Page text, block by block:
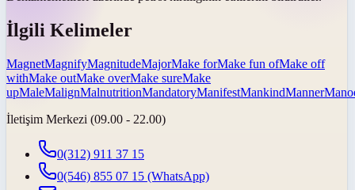
İlgili Kelimeler
MagnetMagnifyMagnitudeMajorMake forMake fun ofMake off
withMake outMake overMake sureMake
upMaleMalignMalnutritionMandatoryManifestMankindManner
İletişim Merkezi (09.00 - 22.00)
0(312) 911 37 15
0(546) 855 07 15 (WhatsApp)